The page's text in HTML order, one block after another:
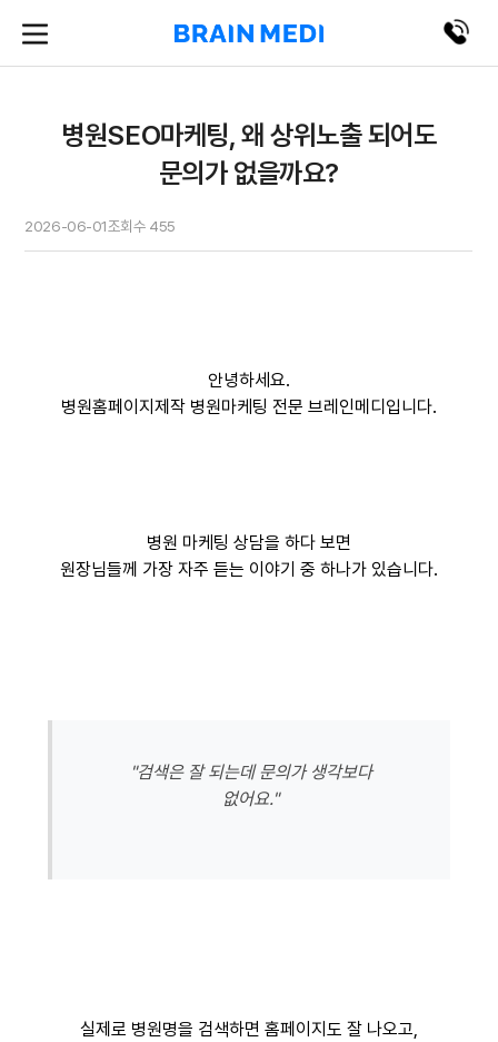
병원SEO마케팅, 왜 상위노출 되어도
문의가 없을까요?
2026-06-01조회수 455
안녕하세요.
병원홈페이지제작 병원마케팅 전문 브레인메디입니다.
병원 마케팅 상담을 하다 보면
원장님들께 가장 자주 듣는 이야기 중 하나가 있습니다.
"검색은 잘 되는데 문의가 생각보다
없어요."
실제로 병원명을 검색하면 홈페이지도 잘 나오고,